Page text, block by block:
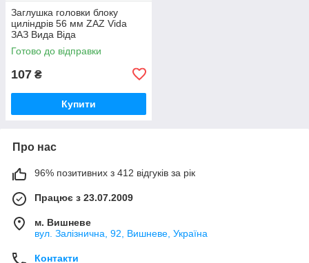
Заглушка головки блоку
циліндрів 56 мм ZAZ Vida
ЗАЗ Вида Віда
Готово до відправки
107 ₴
Купити
Про нас
96% позитивних з 412 відгуків за рік
Працює з 23.07.2009
м. Вишневе
вул. Залізнична, 92, Вишневе, Україна
Контакти